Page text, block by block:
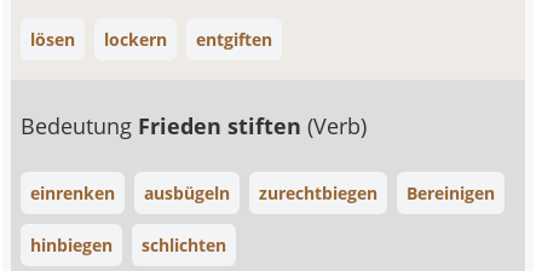
lösen lockern entgiften
Bedeutung Frieden stiften(Verb)
einrenken ausbügeln zurechtbiegen Bereinigen
hinbiegen schlichten